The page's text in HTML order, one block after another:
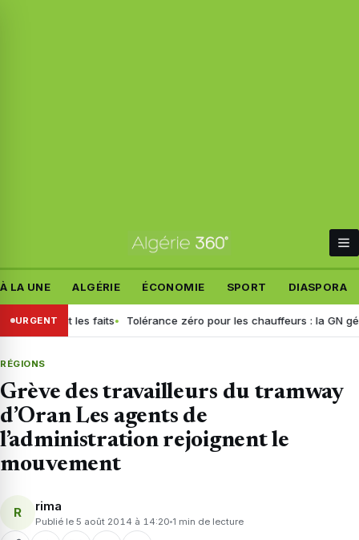
À LA UNE ALGÉRIE ÉCONOMIE SPORT DIASPORA
URGENT
rétablit les faits Tolérance zéro pour les chauffeurs : la GN
RÉGIONS
Grève des travailleurs du tramway
d’Oran Les agents de
l’administration rejoignent le
mouvement
R rima
Publié le 5 août 2014 à 14:20 1 min de lecture